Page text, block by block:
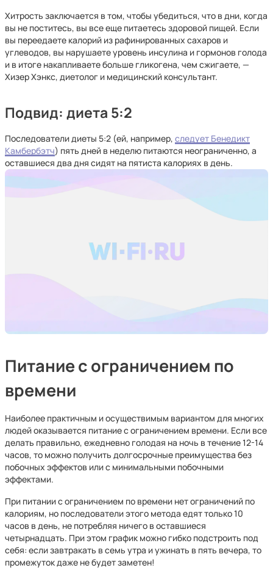
Хитрость заключается в том, чтобы убедиться, что в дни, когда
вы не поститесь, вы все еще питаетесь здоровой пищей. Если
вы переедаете калорий из рафинированных сахаров и
углеводов, вы нарушаете уровень инсулина и гормонов голода
и в итоге накапливаете больше гликогена, чем сжигаете, —
Хизер Хэнкс, диетолог и медицинский консультант.
Подвид: диета 5:2
Последователи диеты 5:2 (ей, например, следует Бенедикт
Камбербэтч) пять дней в неделю питаются неограниченно, а
оставшиеся два дня сидят на пятиста калориях в день.
Питание с ограничением по
времени
Наиболее практичным и осуществимым вариантом для многих
людей оказывается питание с ограничением времени. Если все
делать правильно, ежедневно голодая на ночь в течение 12-14
часов, то можно получить долгосрочные преимущества без
побочных эффектов или с минимальными побочными
эффектами.
При питании с ограничением по времени нет ограничений по
калориям, но последователи этого метода едят только 10
часов в день, не потребляя ничего в оставшиеся
четырнадцать. При этом график можно гибко подстроить под
себя: если завтракать в семь утра и ужинать в пять вечера, то
промежуток даже не будет заметен!